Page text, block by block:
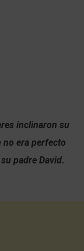
inclinaron su
no era perfecto
padre David.